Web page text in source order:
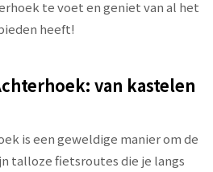
te voet en geniet van al het
heeft!
van kastelen
is een geweldige manier om de
talloze fietsroutes die je langs